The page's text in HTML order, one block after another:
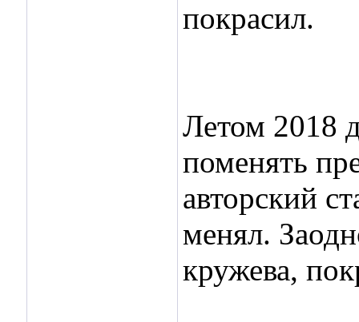
покрасил.
Летом 2018
поменять
авторский
менял.
кружева,